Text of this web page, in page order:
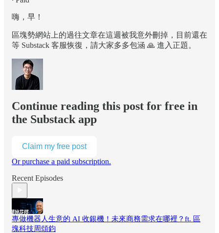
嗨，早！
區塊勢網站上的過往文章在這週被我意外刪掉，目前還在
等 Substack 客服恢復，請大家多多包涵 🙏 進入正題。
Continue reading this post for free in
the Substack app
Claim my free post
Or purchase a paid subscription.
Recent Episodes
專做機器人生意的 AI 收銀機！未來商務需求在哪裡？ft. 區
塊科技周頌鈞